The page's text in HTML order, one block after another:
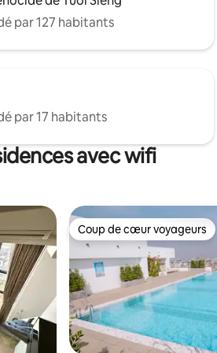
par 127 habitants
par 17 habitants
avec wifi
Coup de cœur voyageurs
Coup de cœur voyageurs